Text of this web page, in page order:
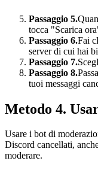
Passaggio 5.
tocca "Scarica
Passaggio 6.Fai
server di cui hai
Passaggio 7.
Passaggio 8.
tuoi messaggi
Metodo 4.
Usare i bot di
Discord cancellati,
moderare.